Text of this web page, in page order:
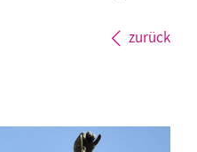
zurück